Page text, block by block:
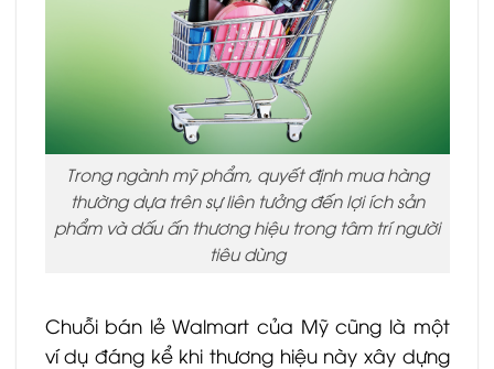
Trong ngành mỹ phẩm, quyết định mua hàng
thường dựa trên sự liên tưởng đến lợi ích sản
phẩm và dấu ấn thương hiệu trong tâm trí người
tiêu dùng
Chuỗi bán lẻ Walmart của Mỹ cũng là một
ví dụ đáng kể khi thương hiệu này xây dựng